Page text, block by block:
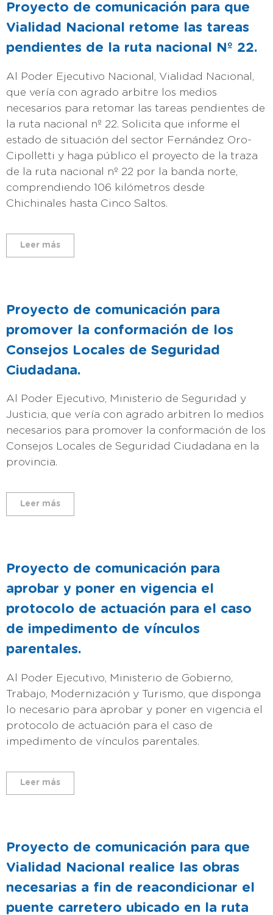
Proyecto de comunicación para que
Vialidad Nacional retome las tareas
pendientes de la ruta nacional Nº 22.
Al Poder Ejecutivo Nacional, Vialidad Nacional,
que vería con agrado arbitre los medios
necesarios para retomar las tareas pendientes de
la ruta nacional nº 22. Solicita que informe el
estado de situación del sector Fernández Oro-
Cipolletti y haga público el proyecto de la traza
de la ruta nacional nº 22 por la banda norte,
comprendiendo 106 kilómetros desde
Chichinales hasta Cinco Saltos.
Leer más
Proyecto de comunicación para
promover la conformación de los
Consejos Locales de Seguridad
Ciudadana.
Al Poder Ejecutivo, Ministerio de Seguridad y
Justicia, que vería con agrado arbitren lo medios
necesarios para promover la conformación de los
Consejos Locales de Seguridad Ciudadana en la
provincia.
Leer más
Proyecto de comunicación para
aprobar y poner en vigencia el
protocolo de actuación para el caso
de impedimento de vínculos
parentales.
Al Poder Ejecutivo, Ministerio de Gobierno,
Trabajo, Modernización y Turismo, que disponga
lo necesario para aprobar y poner en vigencia el
protocolo de actuación para el caso de
impedimento de vínculos parentales.
Leer más
Proyecto de comunicación para que
Vialidad Nacional realice las obras
necesarias a fin de reacondicionar el
puente carretero ubicado en la ruta